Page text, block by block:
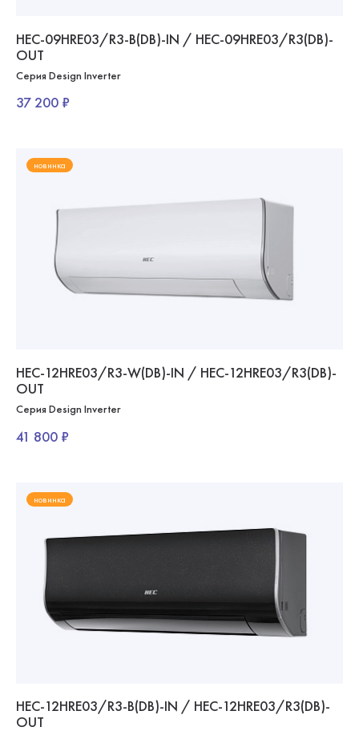
HEC-09HRE03/R3-B(DB)-IN / HEC-09HRE03/R3(DB)-
OUT
Серия Design Inverter
37 200 ₽
новинка
HEC-12HRE03/R3-W(DB)-IN / HEC-12HRE03/R3(DB)-
OUT
Серия Design Inverter
41 800 ₽
новинка
HEC-12HRE03/R3-B(DB)-IN / HEC-12HRE03/R3(DB)-
OUT